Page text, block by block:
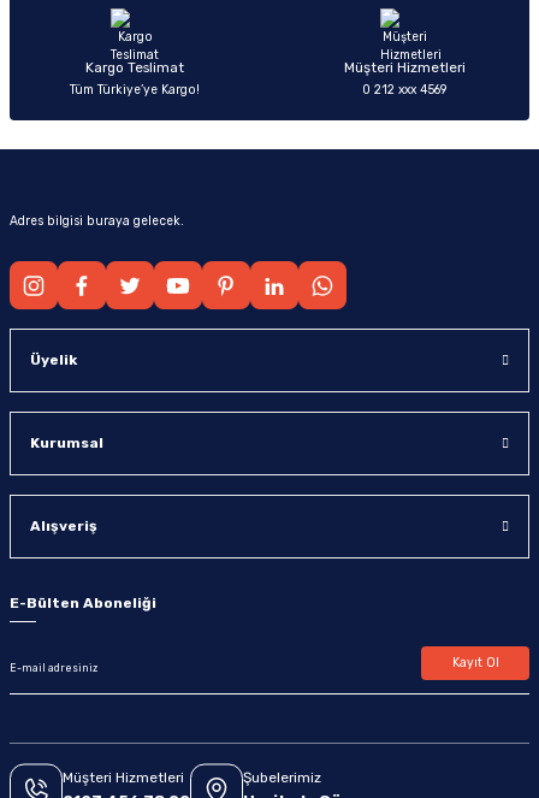
Kargo Teslimat
Tüm Türkiye’ye Kargo!
Müşteri Hizmetleri
0 212 xxx 4569
Adres bilgisi buraya gelecek.
Üyelik
Kurumsal
Alışveriş
E-Bülten Aboneliği
Kayıt Ol
Müşteri Hizmetleri Şubelerimiz